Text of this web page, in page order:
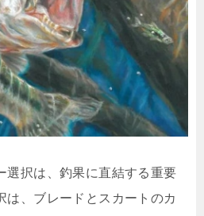
選択は、釣果に直結する重要
は、ブレードとスカートのカ